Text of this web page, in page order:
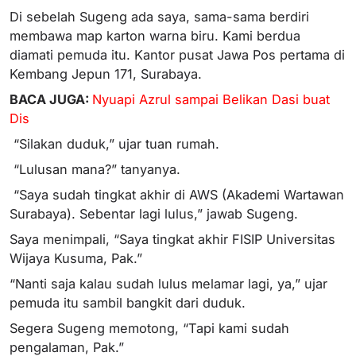
Di sebelah Sugeng ada saya, sama-sama berdiri
membawa map karton warna biru. Kami berdua
diamati pemuda itu. Kantor pusat Jawa Pos pertama di
Kembang Jepun 171, Surabaya.
BACA JUGA: Nyuapi Azrul sampai Belikan Dasi buat
Dis
“Silakan duduk,” ujar tuan rumah.
“Lulusan mana?” tanyanya.
“Saya sudah tingkat akhir di AWS (Akademi Wartawan
Surabaya). Sebentar lagi lulus,” jawab Sugeng.
Saya menimpali, “Saya tingkat akhir FISIP Universitas
Wijaya Kusuma, Pak.”
“Nanti saja kalau sudah lulus melamar lagi, ya,” ujar
pemuda itu sambil bangkit dari duduk.
Segera Sugeng memotong, “Tapi kami sudah
pengalaman, Pak.”